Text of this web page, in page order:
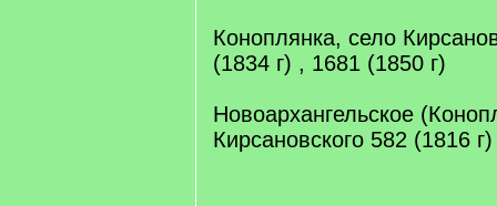
Коноплянка, село
(1834 г) , 1681 (1850 г)
Новоархангельское
Кирсановского 582 (1816